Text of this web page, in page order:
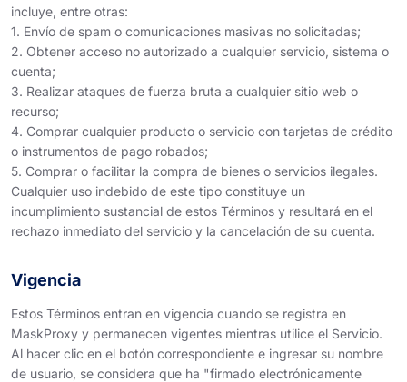
incluye, entre otras:
1. Envío de spam o comunicaciones masivas no solicitadas;
2. Obtener acceso no autorizado a cualquier servicio, sistema o
cuenta;
3. Realizar ataques de fuerza bruta a cualquier sitio web o
recurso;
4. Comprar cualquier producto o servicio con tarjetas de crédito
o instrumentos de pago robados;
5. Comprar o facilitar la compra de bienes o servicios ilegales.
Cualquier uso indebido de este tipo constituye un
incumplimiento sustancial de estos Términos y resultará en el
rechazo inmediato del servicio y la cancelación de su cuenta.
Vigencia
Estos Términos entran en vigencia cuando se registra en
MaskProxy y permanecen vigentes mientras utilice el Servicio.
Al hacer clic en el botón correspondiente e ingresar su nombre
de usuario, se considera que ha "firmado electrónicamente